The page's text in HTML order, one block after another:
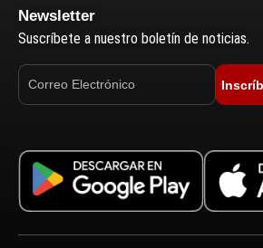
Newsletter
Suscríbete a nuestro boletín de noticias.